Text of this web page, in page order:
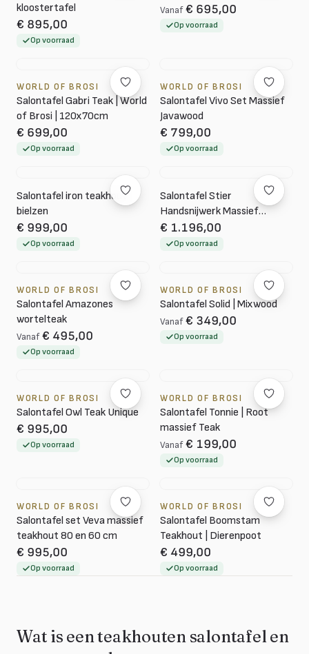
kloostertafel
€ 895,00
Op voorraad
Vanaf € 695,00
Op voorraad
WORLD OF BROSI
Salontafel Gabri Teak | World
of Brosi | 120x70cm
€ 699,00
Op voorraad
WORLD OF BROSI
Salontafel Vivo Set Massief
Javawood
€ 799,00
Op voorraad
Salontafel iron teakhout
bielzen
€ 999,00
Op voorraad
Salontafel Stier
Handsnijwerk Massief
Teakhout 95 cm
€ 1.196,00
Op voorraad
WORLD OF BROSI
Salontafel Amazones
wortelteak
Vanaf € 495,00
Op voorraad
WORLD OF BROSI
Salontafel Solid | Mixwood
Vanaf € 349,00
Op voorraad
WORLD OF BROSI
Salontafel Owl Teak Unique
€ 995,00
Op voorraad
WORLD OF BROSI
Salontafel Tonnie | Root
massief Teak
Vanaf € 199,00
Op voorraad
WORLD OF BROSI
Salontafel set Veva massief
teakhout 80 en 60 cm
€ 995,00
Op voorraad
WORLD OF BROSI
Salontafel Boomstam
Teakhout | Dierenpoot
€ 499,00
Op voorraad
Wat is een teakhouten salontafel en